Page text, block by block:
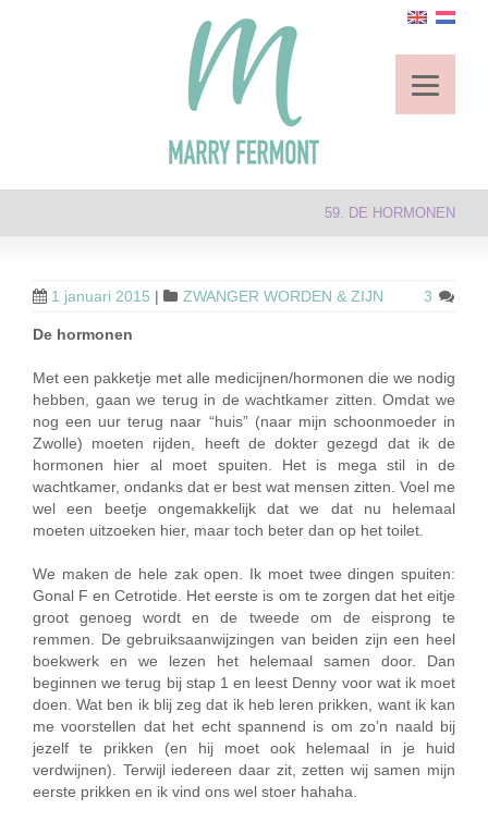
59. DE HORMONEN
1 januari 2015 | ZWANGER WORDEN & ZIJN 3
De hormonen
Met een pakketje met alle medicijnen/hormonen die we nodig
hebben, gaan we terug in de wachtkamer zitten. Omdat we
nog een uur terug naar “huis” (naar mijn schoonmoeder in
Zwolle) moeten rijden, heeft de dokter gezegd dat ik de
hormonen hier al moet spuiten. Het is mega stil in de
wachtkamer, ondanks dat er best wat mensen zitten. Voel me
wel een beetje ongemakkelijk dat we dat nu helemaal
moeten uitzoeken hier, maar toch beter dan op het toilet.
We maken de hele zak open. Ik moet twee dingen spuiten:
Gonal F en Cetrotide. Het eerste is om te zorgen dat het eitje
groot genoeg wordt en de tweede om de eisprong te
remmen. De gebruiksaanwijzingen van beiden zijn een heel
boekwerk en we lezen het helemaal samen door. Dan
beginnen we terug bij stap 1 en leest Denny voor wat ik moet
doen. Wat ben ik blij zeg dat ik heb leren prikken, want ik kan
me voorstellen dat het echt spannend is om zo’n naald bij
jezelf te prikken (en hij moet ook helemaal in je huid
verdwijnen). Terwijl iedereen daar zit, zetten wij samen mijn
eerste prikken en ik vind ons wel stoer hahaha.